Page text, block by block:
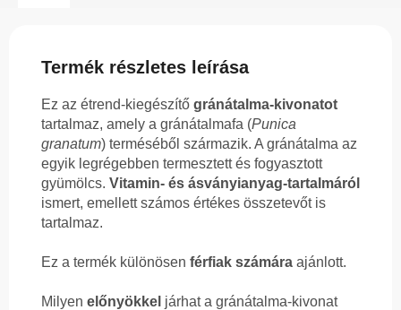
Termék részletes leírása
Ez az étrend-kiegészítő gránátalma-kivonatot
tartalmaz, amely a gránátalmafa (Punica
granatum) terméséből származik. A gránátalma az
egyik legrégebben termesztett és fogyasztott
gyümölcs. Vitamin- és ásványianyag-tartalmáról
ismert, emellett számos értékes összetevőt is
tartalmaz.
Ez a termék különösen férfiak számára ajánlott.
Milyen előnyökkel járhat a gránátalma-kivonat